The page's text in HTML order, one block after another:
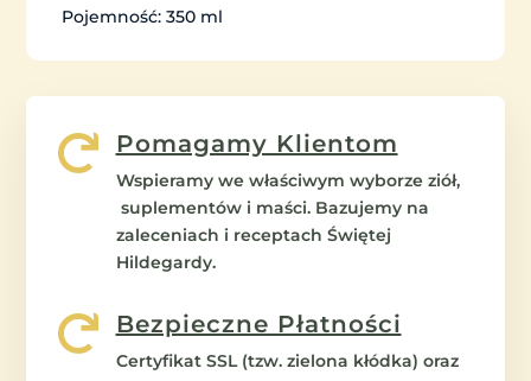
Pojemność: 350 ml
 Pomagamy Klientom
Wspieramy we właściwym wyborze ziół,
suplementów i maści. Bazujemy na
zaleceniach i receptach Świętej
Hildegardy.
 Bezpieczne Płatności
Certyfikat SSL (tzw. zielona kłódka) oraz